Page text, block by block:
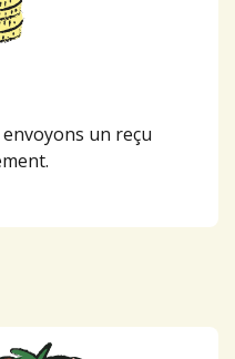
un reçu